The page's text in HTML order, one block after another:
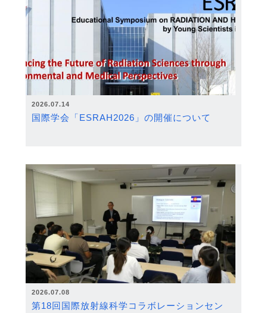
2026.07.14
国際学会「ESRAH2026」の開催について
2026.07.08
第18回国際放射線科学コラボレーションセン